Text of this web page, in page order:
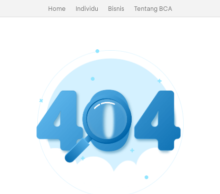
Home Individu Bisnis Tentang BCA